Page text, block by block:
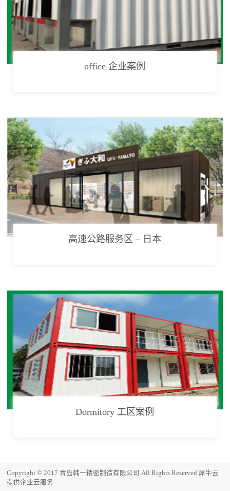
office 企业案例
高速公路服务区 – 日本
Dormitory 工区案例
Copyright © 2017 青岛韩一精密制造有限公司.All Rights Reserved 犀牛云
提供企业云服务